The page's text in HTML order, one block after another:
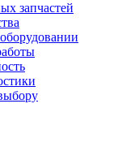
запчастей